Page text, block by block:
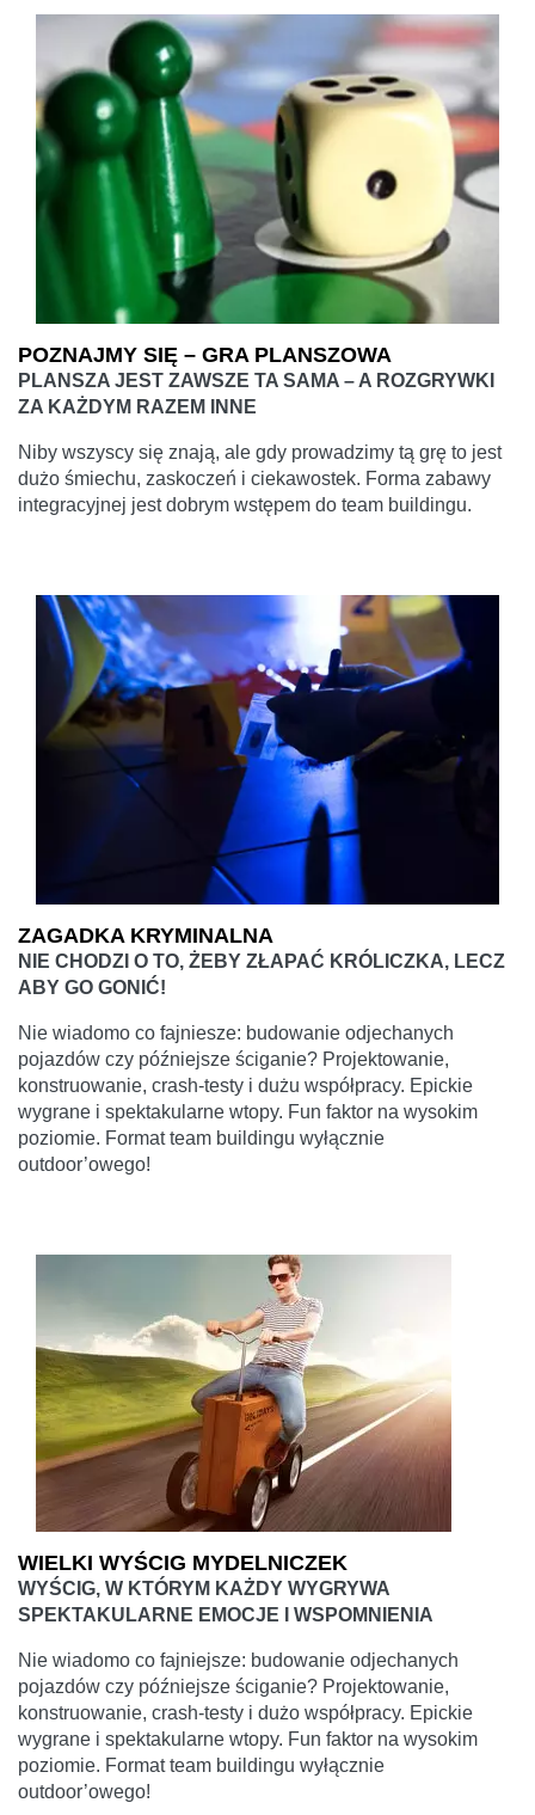
POZNAJMY SIĘ – GRA PLANSZOWA
PLANSZA JEST ZAWSZE TA SAMA – A ROZGRYWKI
ZA KAŻDYM RAZEM INNE
Niby wszyscy się znają, ale gdy prowadzimy tą grę to jest
dużo śmiechu, zaskoczeń i ciekawostek. Forma zabawy
integracyjnej jest dobrym wstępem do team buildingu.
ZAGADKA KRYMINALNA
NIE CHODZI O TO, ŻEBY ZŁAPAĆ KRÓLICZKA, LECZ
ABY GO GONIĆ!
Nie wiadomo co fajniesze: budowanie odjechanych
pojazdów czy późniejsze ściganie? Projektowanie,
konstruowanie, crash-testy i dużu współpracy. Epickie
wygrane i spektakularne wtopy. Fun faktor na wysokim
poziomie. Format team buildingu wyłącznie
outdoor’owego!
WIELKI WYŚCIG MYDELNICZEK
WYŚCIG, W KTÓRYM KAŻDY WYGRYWA
SPEKTAKULARNE EMOCJE I WSPOMNIENIA
Nie wiadomo co fajniejsze: budowanie odjechanych
pojazdów czy późniejsze ściganie? Projektowanie,
konstruowanie, crash-testy i dużo współpracy. Epickie
wygrane i spektakularne wtopy. Fun faktor na wysokim
poziomie. Format team buildingu wyłącznie
outdoor’owego!